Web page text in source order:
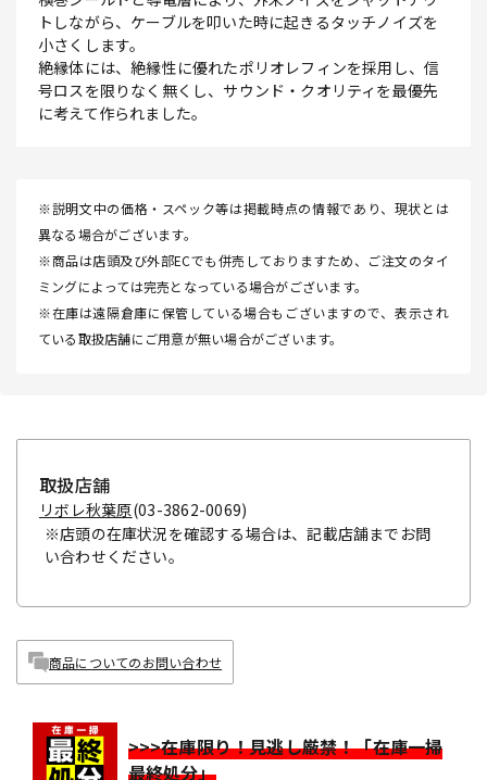
トしながら、ケーブルを叩いた時に起きるタッチノイズを
小さくします。
絶縁体には、絶縁性に優れたポリオレフィンを採用し、信
号ロスを限りなく無くし、サウンド・クオリティを最優先
に考えて作られました。
※説明文中の価格・スペック等は掲載時点の情報であり、現状とは
異なる場合がございます。
※商品は店頭及び外部ECでも併売しておりますため、ご注文のタイ
ミングによっては完売となっている場合がございます。
※在庫は遠隔倉庫に保管している場合もございますので、表示され
ている取扱店舗にご用意が無い場合がございます。
取扱店舗
リボレ秋葉原(03-3862-0069)
※店頭の在庫状況を確認する場合は、記載店舗までお問
い合わせください。
商品についてのお問い合わせ
>>>在庫限り！見逃し厳禁！「在庫一掃
最終処分」